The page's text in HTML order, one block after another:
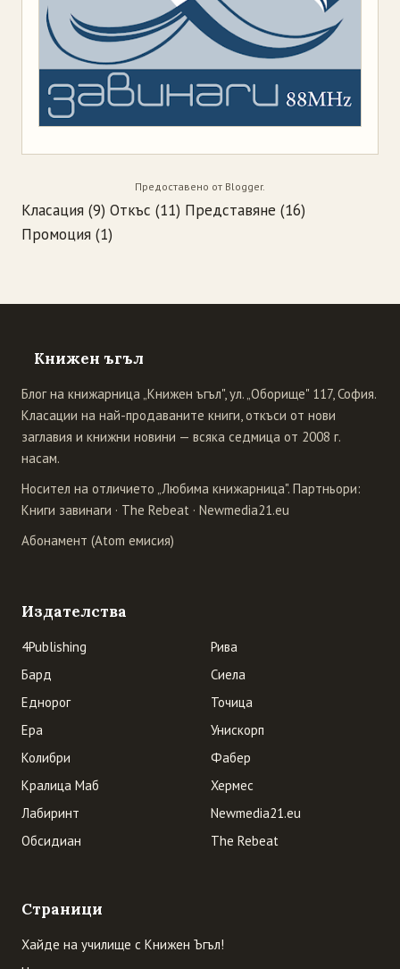
Предоставено от Blogger.
Класация (9) Откъс (11) Представяне (16)
Промоция (1)
Книжен ъгъл
Блог на книжарница „Книжен ъгъл", ул. „Оборище" 117, София.
Класации на най-продаваните книги, откъси от нови
заглавия и книжни новини — всяка седмица от 2008 г.
насам.
Носител на отличието „Любима книжарница". Партньори:
Книги завинаги · The Rebeat · Newmedia21.eu
Абонамент (Atom емисия)
Издателства
4Publishing
Бард
Еднорог
Ера
Колибри
Кралица Маб
Лабиринт
Обсидиан
Рива
Сиела
Точица
Унискорп
Фабер
Хермес
Newmedia21.eu
The Rebeat
Страници
Хайде на училище с Книжен Ъгъл!